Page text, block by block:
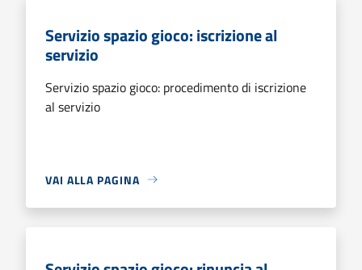
Servizio spazio gioco: iscrizione al
servizio
Servizio spazio gioco: procedimento di iscrizione
al servizio
VAI ALLA PAGINA